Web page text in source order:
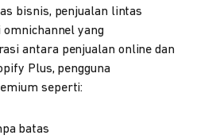
bisnis, penjualan lintas
yang
antara penjualan online dan
Plus, pengguna
seperti:
batas